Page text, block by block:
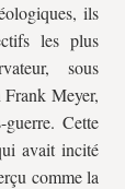
ils
les plus
sous
Meyer,
Cette
avait incité
comme la